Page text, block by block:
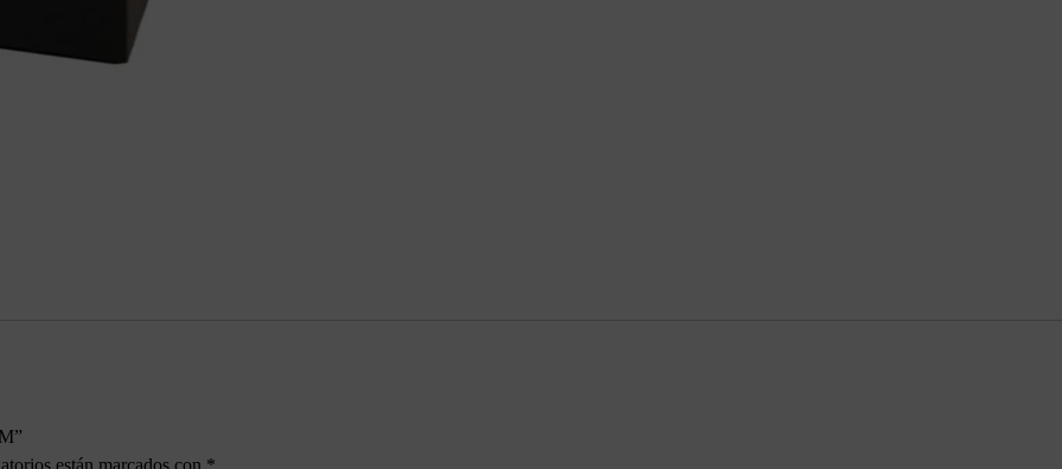
están marcados con *